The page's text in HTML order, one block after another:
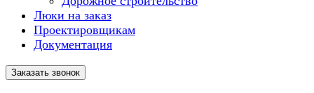
Люки на заказ
Проектировщикам
Документация
Заказать звонок